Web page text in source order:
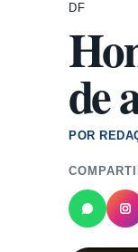
DF
de
POR